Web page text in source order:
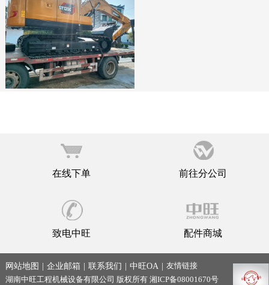
在线下单 前往分公司
致电中旺 配件商城
网站地图 | 企业邮箱 | 联系我们 | 中旺OA | 友情链接
湖南中旺工程机械设备有限公司 版权所有湘ICP备08001670号